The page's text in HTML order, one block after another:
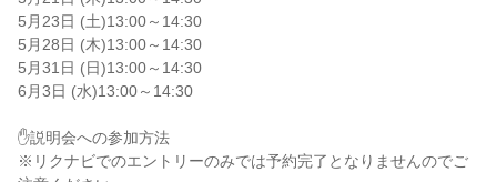
5月23日 (土)13:00～14:30
5月28日 (木)13:00～14:30
5月31日 (日)13:00～14:30
6月3日 (水)13:00～14:30
✋説明会への参加方法
※リクナビでのエントリーのみでは予約完了となりませんのでご